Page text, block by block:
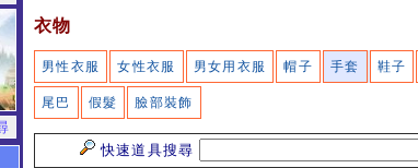
衣物
男性衣服 女性衣服 男女用衣服 帽子 手套 鞋子
尾巴 假髮 臉部裝飾
快速道具搜尋